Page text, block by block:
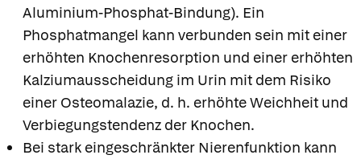
Aluminium-Phosphat-Bindung). Ein
Phosphatmangel kann verbunden sein mit einer
erhöhten Knochenresorption und einer erhöhten
Kalziumausscheidung im Urin mit dem Risiko
einer Osteomalazie, d. h. erhöhte Weichheit und
Verbiegungstendenz der Knochen.
Bei stark eingeschränkter Nierenfunktion kann